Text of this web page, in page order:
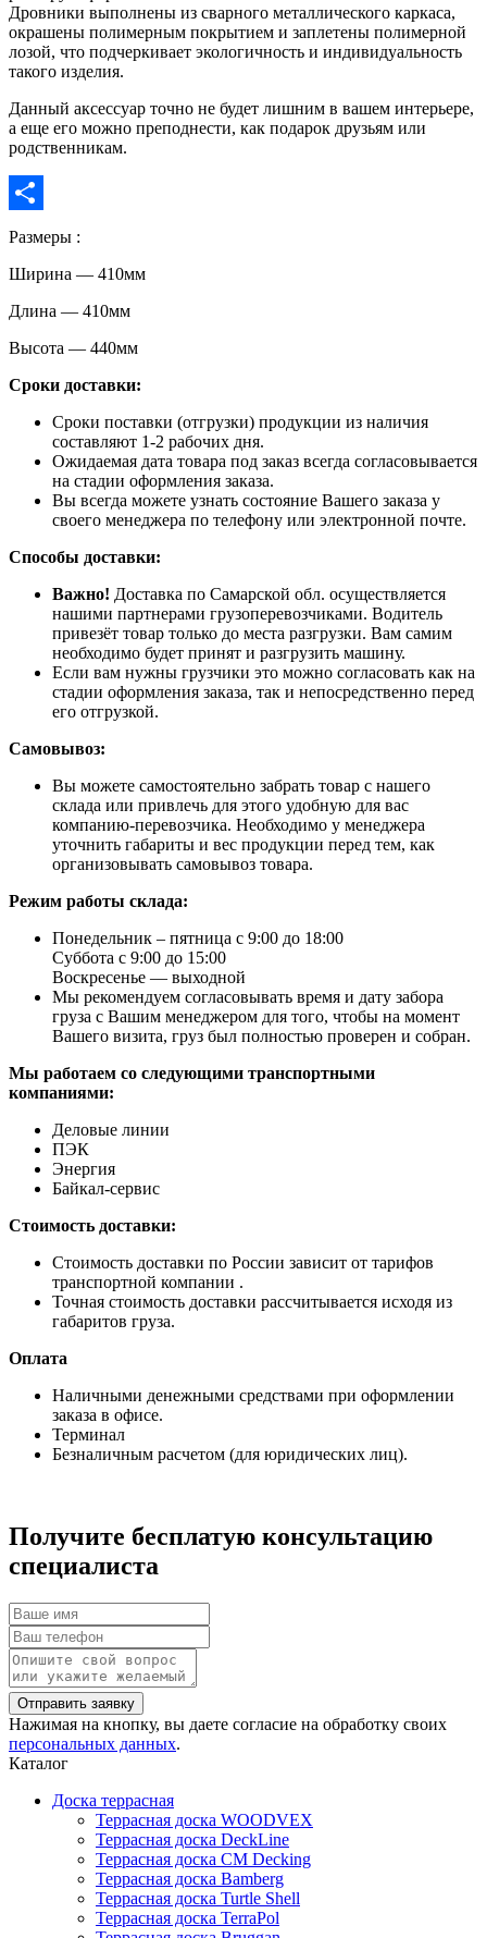
Дровники выполнены из сварного металлического каркаса,
окрашены полимерным покрытием и заплетены полимерной
лозой, что подчеркивает экологичность и индивидуальность
такого изделия.
Данный аксессуар точно не будет лишним в вашем интерьере,
а еще его можно преподнести, как подарок друзьям или
родственникам.
Отправить
Размеры :
Ширина — 410мм
Длина — 410мм
Высота — 440мм
Сроки доставки:
Сроки поставки (отгрузки) продукции из наличия
составляют 1-2 рабочих дня.
Ожидаемая дата товара под заказ всегда согласовывается
на стадии оформления заказа.
Вы всегда можете узнать состояние Вашего заказа у
своего менеджера по телефону или электронной почте.
Способы доставки:
Важно! Доставка по Самарской обл. осуществляется
нашими партнерами грузоперевозчиками. Водитель
привезёт товар только до места разгрузки. Вам самим
необходимо будет принят и разгрузить машину.
Если вам нужны грузчики это можно согласовать как на
стадии оформления заказа, так и непосредственно перед
его отгрузкой.
Самовывоз:
Вы можете самостоятельно забрать товар с нашего
склада или привлечь для этого удобную для вас
компанию-перевозчика. Необходимо у менеджера
уточнить габариты и вес продукции перед тем, как
организовывать самовывоз товара.
Режим работы склада:
Понедельник – пятница с 9:00 до 18:00
Суббота с 9:00 до 15:00
Воскресенье — выходной
Мы рекомендуем согласовывать время и дату забора
груза с Вашим менеджером для того, чтобы на момент
Вашего визита, груз был полностью проверен и собран.
Мы работаем со следующими транспортными
компаниями:
Деловые линии
ПЭК
Энергия
Байкал-сервис
Стоимость доставки:
Стоимость доставки по России зависит от тарифов
транспортной компании .
Точная стоимость доставки рассчитывается исходя из
габаритов груза.
Оплата
Наличными денежными средствами при оформлении
заказа в офисе.
Терминал
Безналичным расчетом (для юридических лиц).
Получите бесплатую консультацию
специалиста
Нажимая на кнопку, вы даете согласие на обработку своих
персональных данных.
Каталог
Доска террасная
Террасная доска WOODVEX
Террасная доска DeckLine
Террасная доска CM Decking
Террасная доска Bamberg
Террасная доска Turtle Shell
Террасная доска TerraPol